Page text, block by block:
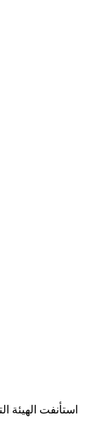
استأنفت الهيئة